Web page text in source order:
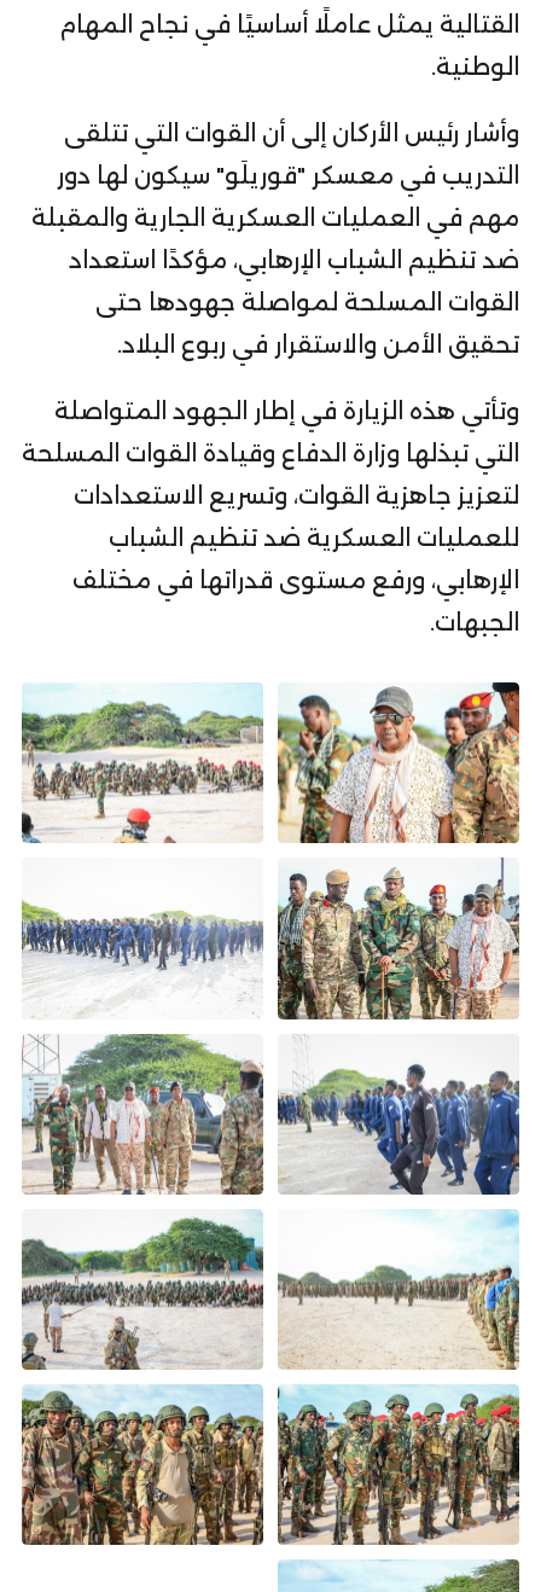
القتالية يمثل عاملًا أساسيًا في نجاح المهام
الوطنية.
وأشار رئيس الأركان إلى أن القوات التي تتلقى
التدريب في معسكر "قوريلَو" سيكون لها دور
مهم في العمليات العسكرية الجارية والمقبلة
ضد تنظيم الشباب الإرهابي، مؤكدًا استعداد
القوات المسلحة لمواصلة جهودها حتى
تحقيق الأمن والاستقرار في ربوع البلاد.
وتأتي هذه الزيارة في إطار الجهود المتواصلة
التي تبذلها وزارة الدفاع وقيادة القوات المسلحة
لتعزيز جاهزية القوات، وتسريع الاستعدادات
للعمليات العسكرية ضد تنظيم الشباب
الإرهابي، ورفع مستوى قدراتها في مختلف
الجبهات.